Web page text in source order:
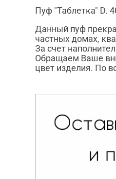
Пуф "Таблетка" D.
Данный пуф
частных домах,
За счет
Обращаем Ваше
цвет изделия. По